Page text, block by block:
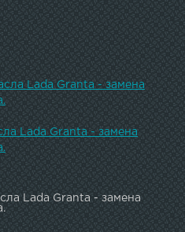
Lada Granta - замена
Lada Granta - замена
Lada Granta - замена